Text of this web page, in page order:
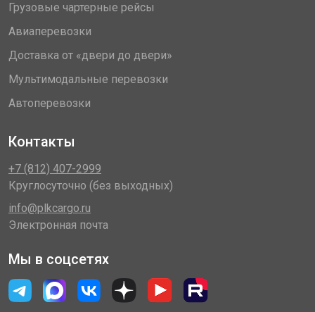
Грузовые чартерные рейсы
Авиаперевозки
Доставка от «двери до двери»
Мультимодальные перевозки
Автоперевозки
Контакты
+7 (812) 407-2999
Круглосуточно (без выходных)
info@plkcargo.ru
Электронная почта
Мы в соцсетях